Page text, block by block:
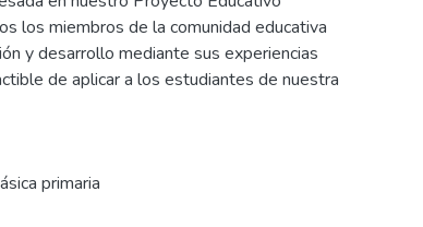
los miembros de la comunidad educativa
y desarrollo mediante sus experiencias
de aplicar a los estudiantes de nuestra
primaria